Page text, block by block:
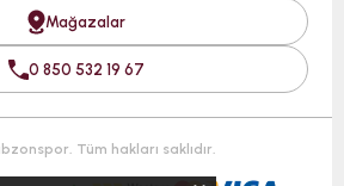
Mağazalar
0 850 532 19 67
Tüm hakları saklıdır.